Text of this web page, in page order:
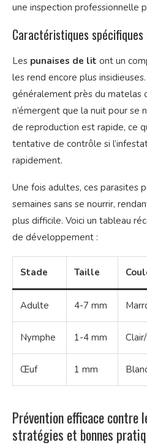
une inspection professionnelle
Caractéristiques
Les punaises de lit ont un
les rend encore plus
généralement près du matelas
n’émergent que la nuit pour se
de reproduction est rapide, ce
tentative de contrôle si
rapidement.
Une fois adultes, ces parasites
semaines sans se nourrir,
plus difficile. Voici un tableau
de développement :
Stade Taille
Adulte 4-7 mm
Nymphe 1-4 mm
Œuf 1 mm
Prévention efficace contre
stratégies et bonnes